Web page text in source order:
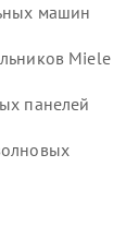
машин
Miele
панелей